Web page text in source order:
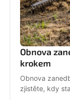
Obnova
krokem
Obnova
zjistěte, kdy